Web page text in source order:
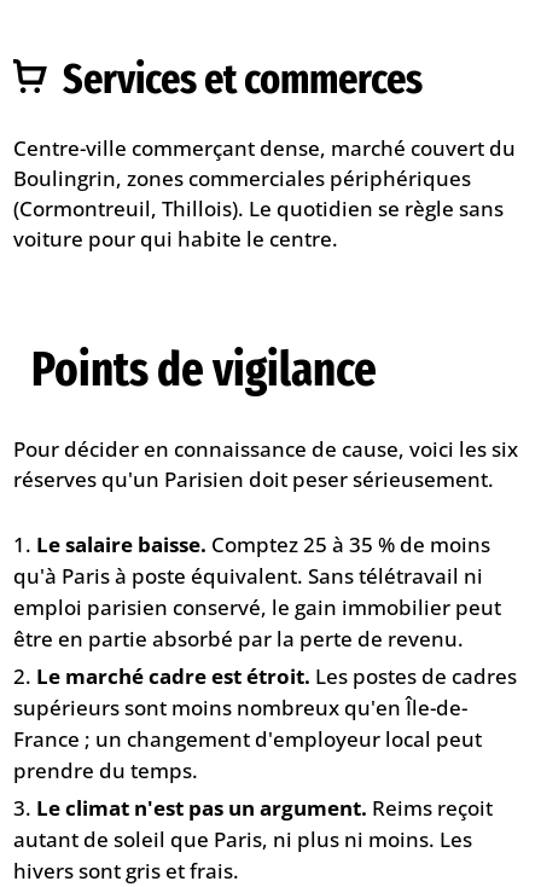
Services et commerces
Centre-ville commerçant dense, marché couvert du
Boulingrin, zones commerciales périphériques
(Cormontreuil, Thillois). Le quotidien se règle sans
voiture pour qui habite le centre.
Points de vigilance
Pour décider en connaissance de cause, voici les six
réserves qu'un Parisien doit peser sérieusement.
Le salaire baisse. Comptez 25 à 35 % de moins
qu'à Paris à poste équivalent. Sans télétravail ni
emploi parisien conservé, le gain immobilier peut
être en partie absorbé par la perte de revenu.
Le marché cadre est étroit. Les postes de cadres
supérieurs sont moins nombreux qu'en Île-de-
France ; un changement d'employeur local peut
prendre du temps.
Le climat n'est pas un argument. Reims reçoit
autant de soleil que Paris, ni plus ni moins. Les
hivers sont gris et frais.